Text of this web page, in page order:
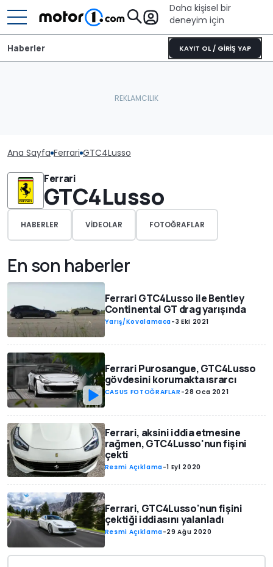
Daha kişisel bir
deneyim için
KAYIT OL / GİRİŞ YAP
Haberler
Ana Sayfa Ferrari GTC4Lusso
Ferrari
GTC4Lusso
HABERLER VIDEOLAR FOTOĞRAFLAR
En son haberler
Ferrari GTC4Lusso ile Bentley
Continental GT drag yarışında
Yarış/Kovalamaca-3 Eki 2021
Ferrari Purosangue, GTC4Lusso
gövdesini korumakta ısrarcı
CASUS FOTOĞRAFLAR -28 Oca 2021
Ferrari, aksini iddia etmesine
rağmen, GTC4Lusso'nun fişini
çekti
Resmi Açıklama-1 Eyl 2020
Ferrari, GTC4Lusso'nun fişini
çektiği iddiasını yalanladı
Resmi Açıklama-29 Ağu 2020